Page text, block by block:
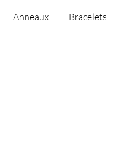
Anneaux Bracelets